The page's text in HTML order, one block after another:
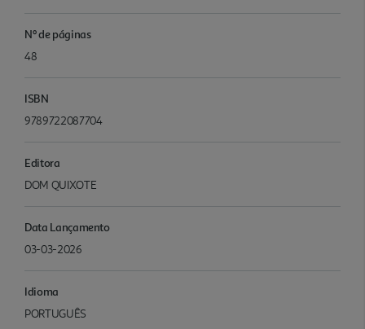
Nº de páginas
48
ISBN
9789722087704
Editora
DOM QUIXOTE
Data Lançamento
03-03-2026
Idioma
PORTUGUÊS